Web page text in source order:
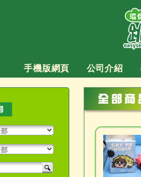
手機版網頁 公司介紹
產品搜尋